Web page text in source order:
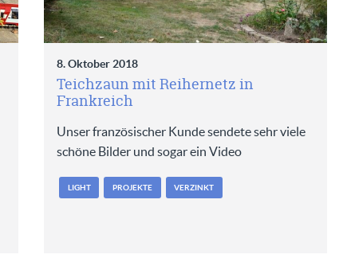
8. Oktober 2018
Teichzaun mit Reihernetz in
Frankreich
Unser französischer Kunde sendete sehr viele
schöne Bilder und sogar ein Video
LIGHT PROJEKTE VERZINKT